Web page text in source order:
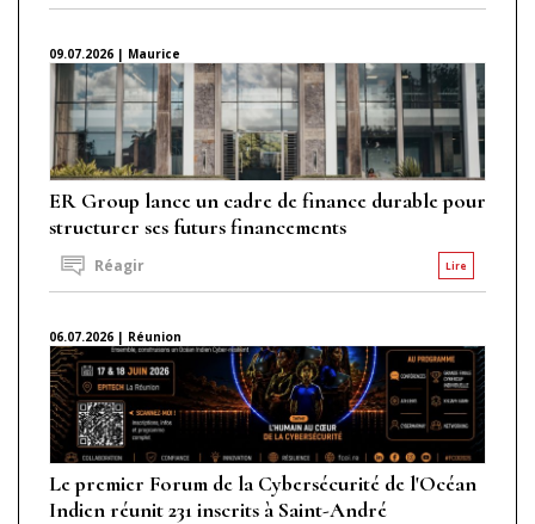
09.07.2026 | Maurice
ER Group lance un cadre de finance durable pour
structurer ses futurs financements
Lire
Réagir
06.07.2026 | Réunion
Le premier Forum de la Cybersécurité de l'Océan
Indien réunit 231 inscrits à Saint-André